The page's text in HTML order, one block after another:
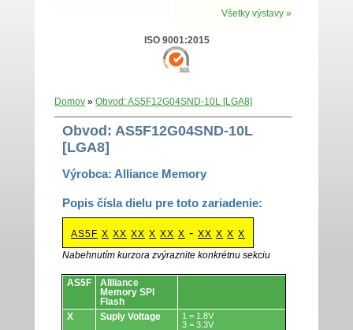
Všetky výstavy »
ISO 9001:2015
Domov » Obvod: AS5F12G04SND-10L [LGA8]
Obvod: AS5F12G04SND-10L
[LGA8]
Výrobca: Alliance Memory
Popis čísla dielu pre toto zariadenie:
AS5F X XX XX X XX X - XX X X X
Nabehnutím kurzora zvýraznite konkrétnu sekciu
Obvody.
AS5F
Allliance
Memory SPI
Flash
X
Suply Voltage
1 = 1.8V
3 = 3.3V